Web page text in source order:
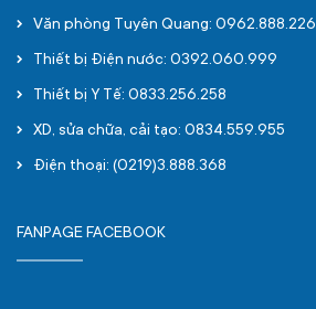
Văn phòng Tuyên Quang: 0962.888.226
Thiết bị Điện nước: 0392.060.999
Thiết bị Y Tế: 0833.256.258
XD, sửa chữa, cải tạo: 0834.559.955
Điện thoại: (0219)3.888.368
FANPAGE FACEBOOK